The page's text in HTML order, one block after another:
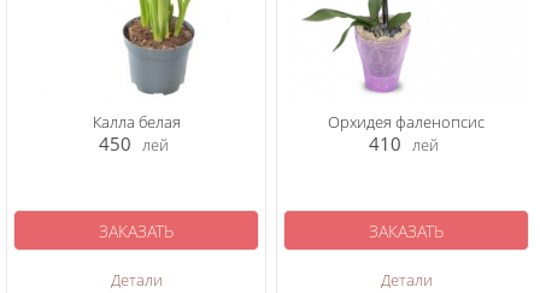
Калла белая
450 лей
Детали
ЗАКАЗАТЬ
Орхидея фаленопсис
410 лей
Детали
ЗАКАЗАТЬ